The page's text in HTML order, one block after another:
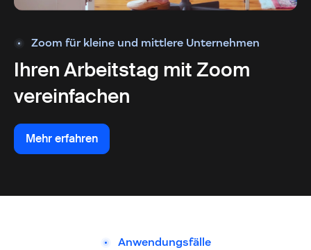
Zoom für kleine und mittlere Unternehmen
Ihren Arbeitstag mit Zoom
vereinfachen
Mehr erfahren
Mehr erfahren
Anwendungsfälle